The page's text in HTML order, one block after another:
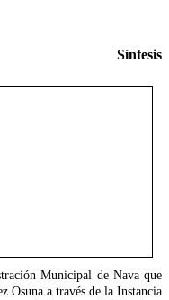
Síntesis
Municipal de Nava que
Osuna a través de la Instancia